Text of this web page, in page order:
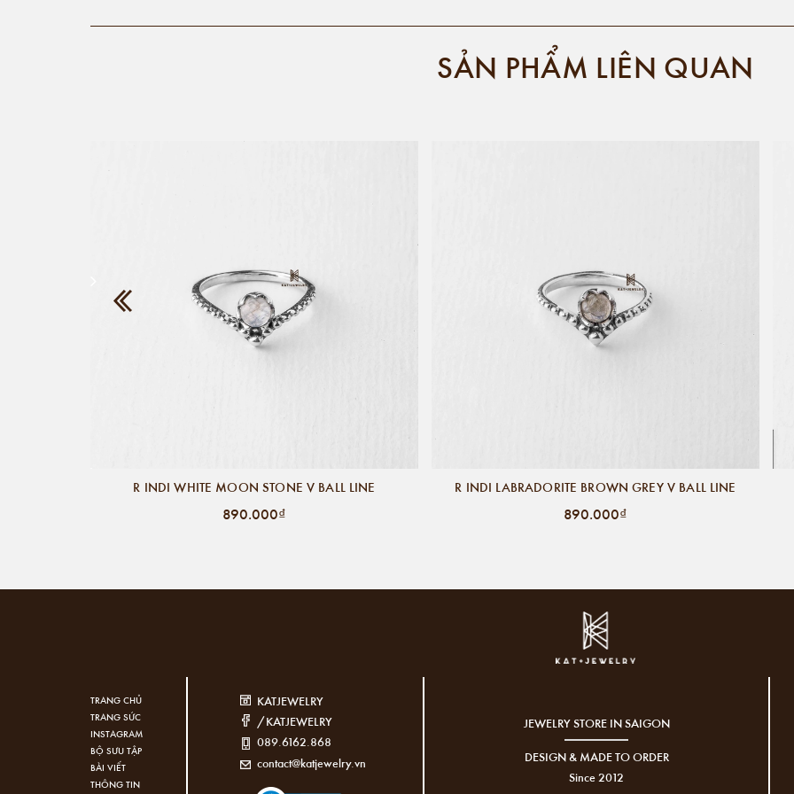
SẢN PHẨM LIÊN QUAN
R INDI WHITE MOON STONE V BALL LINE
890.000₫
R INDI LABRADORITE BROWN GREY V BALL LINE
890.000₫
TRANG CHỦ
TRANG SỨC
INSTAGRAM
BỘ SƯU TẬP
BÀI VIẾT
THÔNG TIN
KATJEWELRY
/KATJEWELRY
089.6162.868
contact@katjewelry.vn
JEWELRY STORE IN SAIGON
DESIGN & MADE TO ORDER
Since 2012